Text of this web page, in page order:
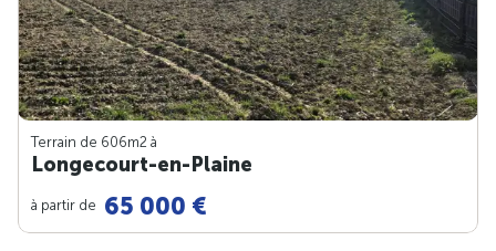
Terrain de 606m2 à
Longecourt-en-Plaine
à partir de 65 000 €